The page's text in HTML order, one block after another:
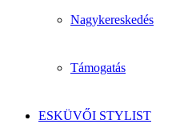
Nagykereskedés
Támogatás
ESKÜVŐI STYLIST